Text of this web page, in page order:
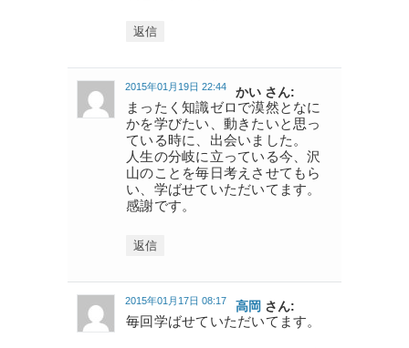
返信
かい さん:
2015年01月19日 22:44
まったく知識ゼロで漠然となに
かを学びたい、動きたいと思っ
ている時に、出会いました。
人生の分岐に立っている今、沢
山のことを毎日考えさせてもら
い、学ばせていただいてます。
感謝です。
返信
高岡 さん:
2015年01月17日 08:17
毎回学ばせていただいてます。